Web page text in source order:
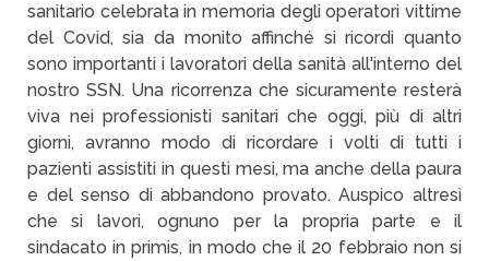
sanitario celebrata in memoria degli operatori vittime
del Covid, sia da monito affinché si ricordi quanto
sono importanti i lavoratori della sanità all'interno del
nostro SSN. Una ricorrenza che sicuramente resterà
viva nei professionisti sanitari che oggi, più di altri
giorni, avranno modo di ricordare i volti di tutti i
pazienti assistiti in questi mesi, ma anche della paura
e del senso di abbandono provato. Auspico altresì
che si lavori, ognuno per la propria parte e il
sindacato in primis, in modo che il 20 febbraio non si